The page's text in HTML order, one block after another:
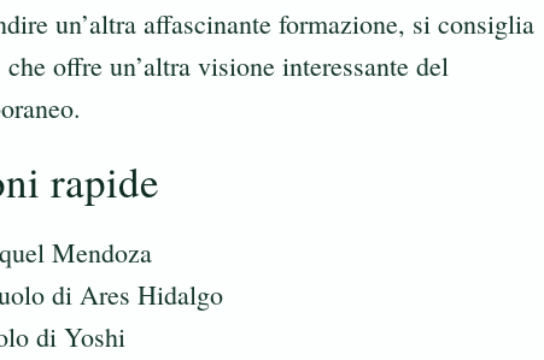
un’altra affascinante formazione, si consiglia
che offre un’altra visione interessante del
rapide
Mendoza
di Ares Hidalgo
di Yoshi